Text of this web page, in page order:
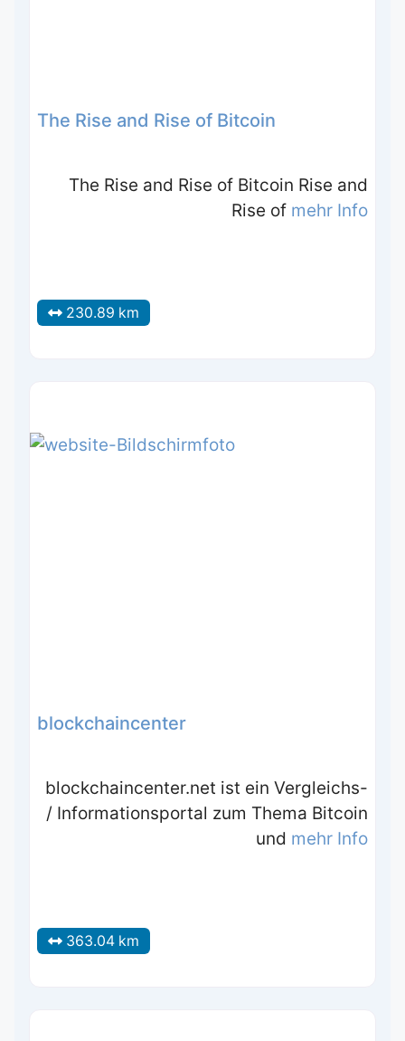
The Rise and Rise of Bitcoin
The Rise and Rise of Bitcoin Rise and
Rise of mehr Info
230.89 km
blockchaincenter
blockchaincenter.net ist ein Vergleichs-
/ Informationsportal zum Thema Bitcoin
und mehr Info
363.04 km